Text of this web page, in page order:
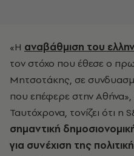
«Η αναβάθμιση του
τον στόχο που έθεσε ο
Μητσοτάκης, σε
που επέφερε στην
Ταυτόχρονα, τονίζει ότι η
σημαντική
για συνέχιση της